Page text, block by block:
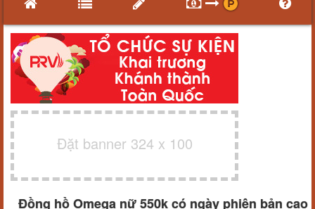
Đặt banner 324 x 100
Đồng hồ Omega nữ 550k có ngày phiên bản cao